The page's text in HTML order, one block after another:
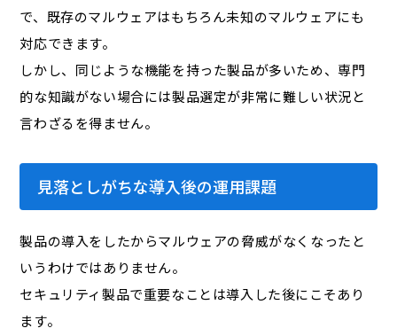
で、既存のマルウェアはもちろん未知のマルウェアにも
対応できます。
しかし、同じような機能を持った製品が多いため、専門
的な知識がない場合には製品選定が非常に難しい状況と
言わざるを得ません。
見落としがちな導入後の運用課題
製品の導入をしたからマルウェアの脅威がなくなったと
いうわけではありません。
セキュリティ製品で重要なことは導入した後にこそあり
ます。